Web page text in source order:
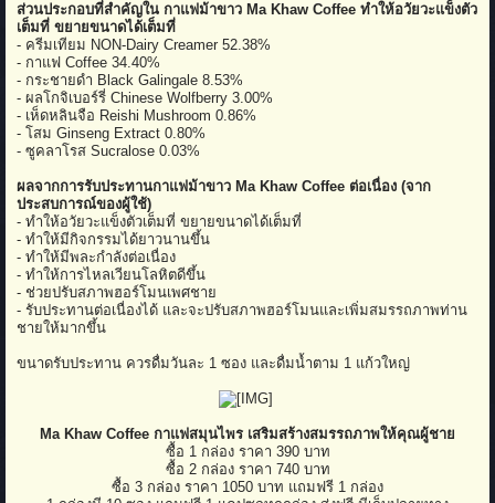
ส่วนประกอบที่สำคัญใน กาแฟม้าขาว Ma Khaw Coffee ทำให้อวัยวะแข็งตัว
เต็มที่ ขยายขนาดได้เต็มที่
- ครีมเทียม NON-Dairy Creamer 52.38%
- กาแฟ Coffee 34.40%
- กระชายดำ Black Galingale 8.53%
- ผลโกจิเบอร์รี่ Chinese Wolfberry 3.00%
- เห็ดหลินจือ Reishi Mushroom 0.86%
- โสม Ginseng Extract 0.80%
- ซูคลาโรส Sucralose 0.03%
ผลจากการรับประทานกาแฟม้าขาว Ma Khaw Coffee ต่อเนื่อง (จาก
ประสบการณ์ของผู้ใช้)
- ทำให้อวัยวะแข็งตัวเต็มที่ ขยายขนาดได้เต็มที่
- ทำให้มีกิจกรรมได้ยาวนานขึ้น
- ทำให้มีพละกำลังต่อเนื่อง
- ทำให้การไหลเวียนโลหิตดีขึ้น
- ช่วยปรับสภาพฮอร์โมนเพศชาย
- รับประทานต่อเนื่องได้ และจะปรับสภาพฮอร์โมนและเพิ่มสมรรถภาพท่าน
ชายให้มากขึ้น
ขนาดรับประทาน ควรดื่มวันละ 1 ซอง และดื่มน้ำตาม 1 แก้วใหญ่
Ma Khaw Coffee กาแฟสมุนไพร เสริมสร้างสมรรถภาพให้คุณผู้ชาย
ซื้อ 1 กล่อง ราคา 390 บาท
ซื้อ 2 กล่อง ราคา 740 บาท
ซื้อ 3 กล่อง ราคา 1050 บาท แถมฟรี 1 กล่อง